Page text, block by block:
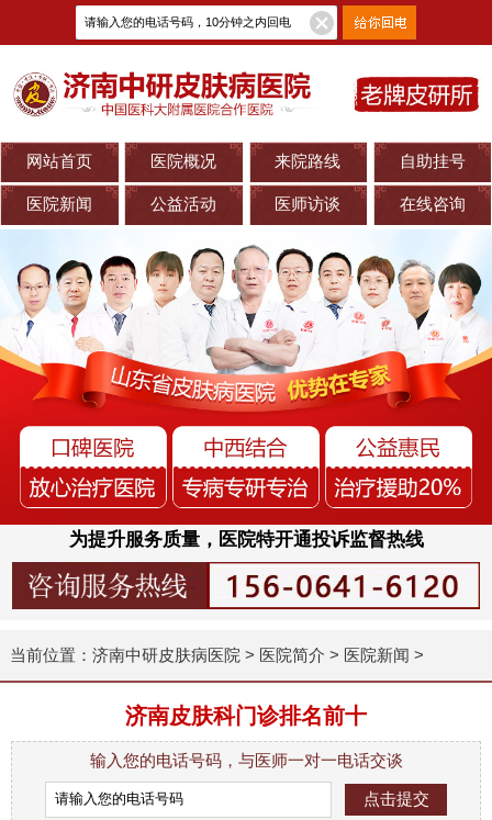
网站首页 医院概况 来院路线 自助挂号
医院新闻 公益活动 医师访谈 在线咨询
为提升服务质量，医院特开通投诉监督热线
当前位置： 济南中研皮肤病医院 > 医院简介 > 医院新闻 >
济南皮肤科门诊排名前十
输入您的电话号码，与医师一对一电话交谈